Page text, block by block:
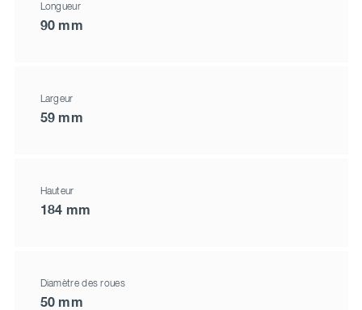
Longueur
90 mm
Largeur
59 mm
Hauteur
184 mm
Diamètre des roues
50 mm